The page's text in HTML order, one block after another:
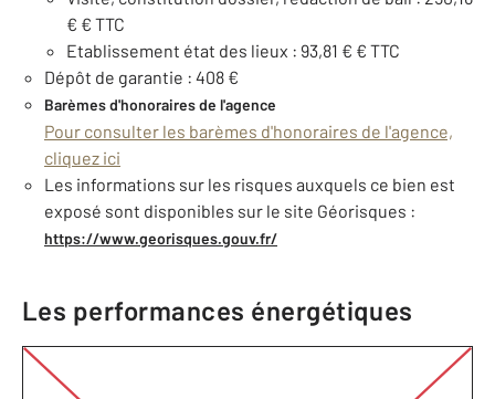
€ € TTC
Etablissement état des lieux : 93,81 € € TTC
Dépôt de garantie : 408 €
Barèmes d'honoraires de l'agence
Pour consulter les barèmes d'honoraires de l'agence,
cliquez ici
Les informations sur les risques auxquels ce bien est
exposé sont disponibles sur le site Géorisques :
https://www.georisques.gouv.fr/
Les performances énergétiques